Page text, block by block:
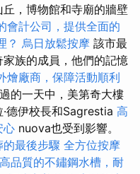
，博物館和寺廟的牆壁
會計公司，提供全面的
？ 烏日放鬆按摩 該市最
族的成員，他們的記憶
燴廠商，保障活動順利
的一天中，美第奇大樓
德伊校長和Sagrestia 高
心 nuova也受到影響。
最後步驟 全方位按摩
高品質的不鏽鋼水槽，耐